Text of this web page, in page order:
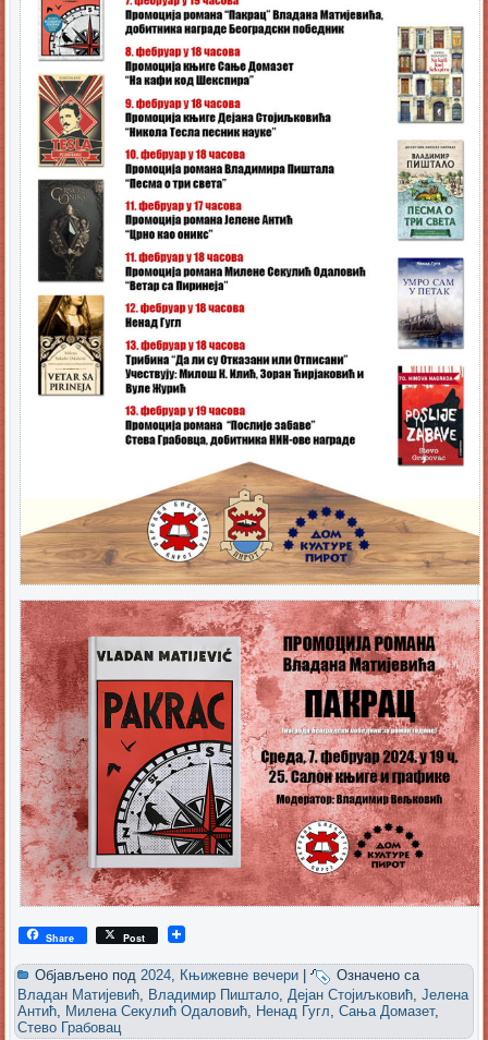
Share Post
Објављено под 2024, Књижевне вечери |
Означено са
Владан Матијевић
Владимир Пиштало Дејан Стојиљковић ,Јелена
Антић
Милена Секулић Одаловић Ненад Гугл ,Сања Домазет,
Стево Грабовац